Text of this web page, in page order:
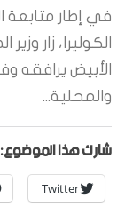
في إطار متابعة
الكوليرا، زار
الأبيض يرافقه
والمحلية...
شارك هذا الموضوع:
Twitter